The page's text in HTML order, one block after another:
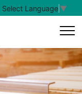
Select Language ▼